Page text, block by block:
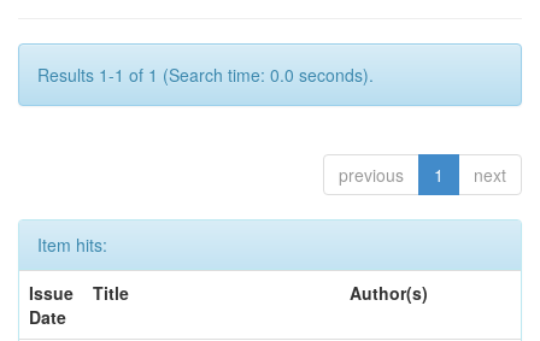
Results 1-1 of 1 (Search time: 0.0 seconds).
previous 1 next
Item hits:
Issue
Date
Title Author(s)